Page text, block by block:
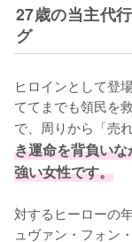
27歳の当主代
グ
ヒロインとして登
ててまでも領民を
で、周りから「売
き運命を背負い
強い女性です。
対するヒーローの
ュヴァン・フォン